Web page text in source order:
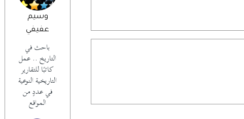
وسيم
عفيفي
باحث في
التاريخ .. عمل
كاتبًا للتقارير
التاريخية النوعية
في عددٍ من
المواقع